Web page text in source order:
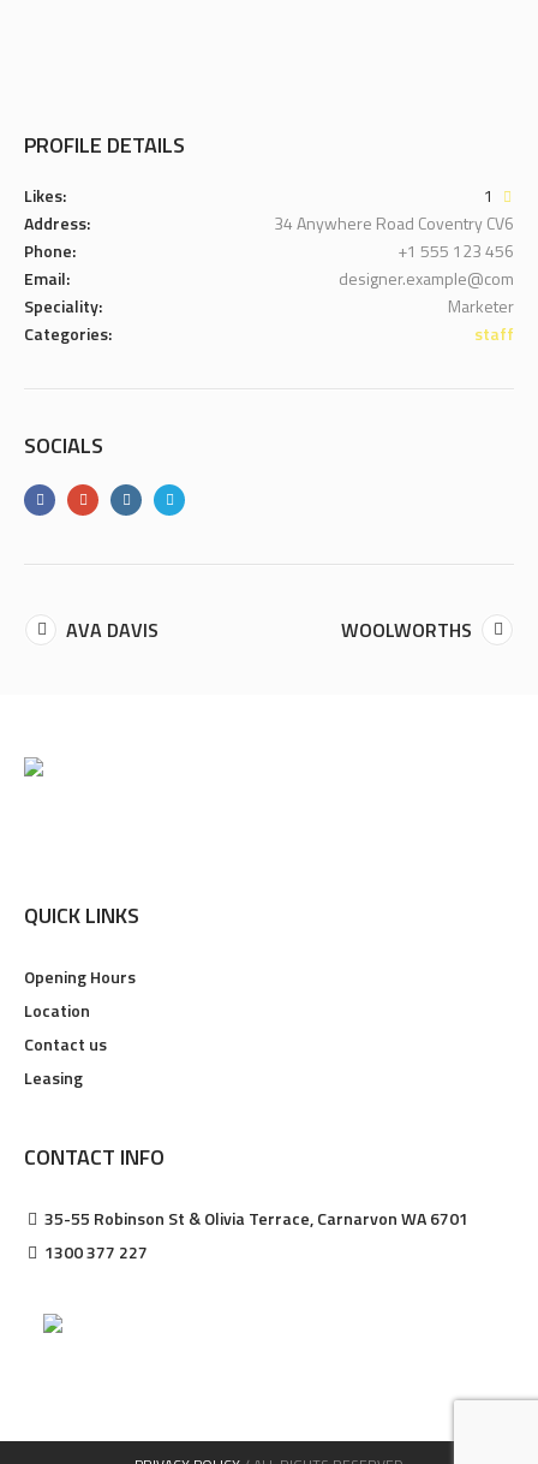
PROFILE DETAILS
Likes:
1
Address:
34 Anywhere Road Coventry CV6
Phone:
+1 555 123 456
Email:
designer.example@com
Speciality:
Marketer
Categories:
staff
SOCIALS
AVA DAVIS WOOLWORTHS
QUICK LINKS
Opening Hours
Location
Contact us
Leasing
CONTACT INFO
35-55 Robinson St & Olivia Terrace, Carnarvon WA 6701
1300 377 227